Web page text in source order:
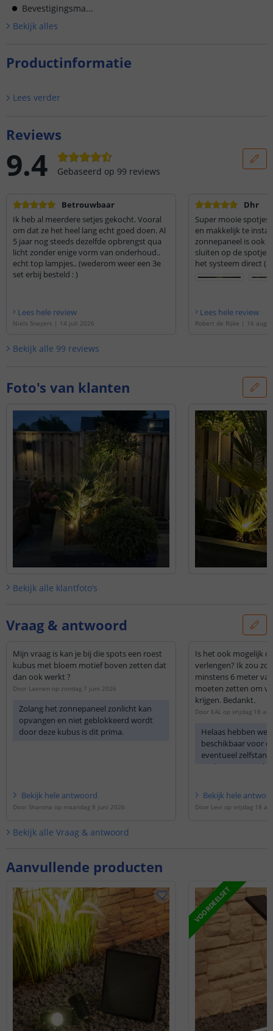
Bevestigingsma...
Bekijk alles
Productinformatie
Lees verder
Aanvullende producten
VOORDEELSET
Reviews
9.4 Gebaseerd op 99 reviews
Betrouwbaar
Ik heb al meerdere setjes gekocht. Vooral
om dat ze het heel lang echt goed doen. Al
5 jaar nog steeds dezelfde opbrengst qua
licht zonder enige vorm van onderhoud..
echt top lampjes.. (wederom weer een 3e
set erbij besteld : )
Lees hele review
Niels Sneyers | 14 juli 2026
Dhr
Super mooie spotjes
en makkelijk te
zonnepaneel is ook
sluiten op de
het systeem direct
Lees hele review
Robert de Rijke | 16
Bekijk alle 99 reviews
Foto's van klanten
Bekijk alle klantfoto’s
Vraag & antwoord
Mijn vraag is kan je bij die spots een roest
kubus met bloem motief boven zetten dat
dan ook werkt ?
Door Laenen op zondag 7 juni 2026
Zolang het zonnepaneel zonlicht kan
opvangen en niet geblokkeerd wordt
door deze kubus is dit prima.
Bekijk hele antwoord
Door Sharona op maandag 8 juni 2026
Is het ook mogelijk
verlengen? Ik zou
minstens 6 meter
moeten zetten om
krijgen. Bedankt.
Door EAL op vrijdag 18
Helaas hebben we
beschikbaar voor
eventueel
proberen, maar
Bekijk hele
Door Levi op vrijdag 18
Bekijk alle Vraag & antwoord